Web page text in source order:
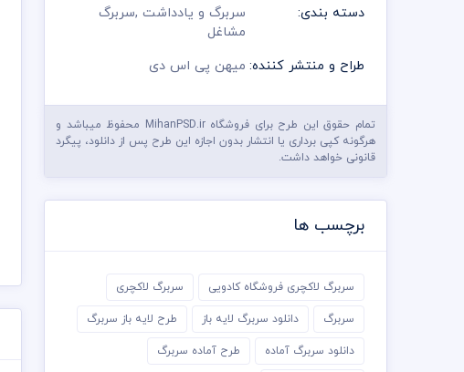
دسته بندی:
سربرگ و یادداشت ,سربرگ
مشاغل
طراح و منتشر کننده: میهن پی اس دی
تمام حقوق این طرح برای فروشگاه MihanPSD.ir محفوظ میباشد و
هرگونه کپی برداری یا انتشار بدون اجازه این طرح پس از دانلود، پیگرد
قانونی خواهد داشت.
برچسب ها
سربرگ لاکچری فروشگاه کادویی سربرگ لاکچری
سربرگ دانلود سربرگ لایه باز طرح لایه باز سربرگ
دانلود سربرگ آماده طرح آماده سربرگ